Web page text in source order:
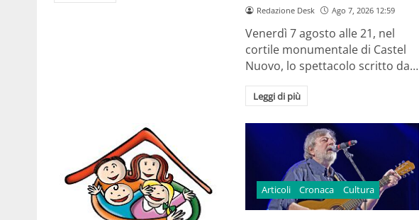
Redazione Desk Ago 7, 2026 12:59
Venerdì 7 agosto alle 21, nel
cortile monumentale di Castel
Nuovo, lo spettacolo scritto da…
Leggi di più
Articoli Cronaca Cultura